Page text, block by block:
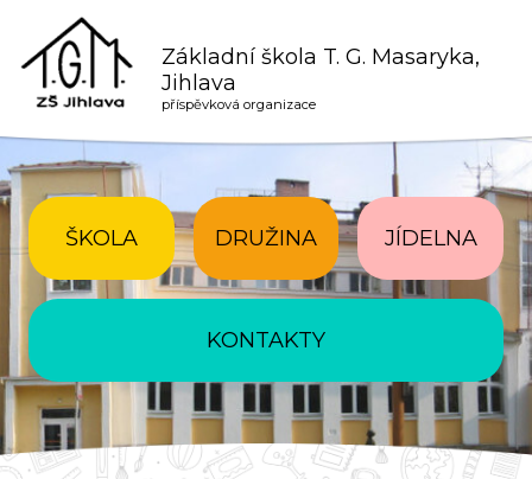
Základní škola T. G. Masaryka,
Jihlava
příspěvková organizace
ŠKOLA DRUŽINA JÍDELNA
KONTAKTY